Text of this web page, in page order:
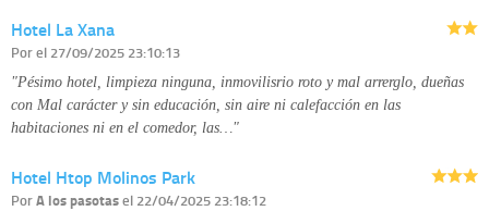
disponible en nuestra página web.
Información complementaria:
Hotel La Xana
Porel 27/09/2025 23:10:13
"Pésimo hotel, limpieza ninguna, inmovilisrio roto y mal arrerglo, dueñas
con Mal carácter y sin educación, sin aire ni calefacción en las
habitaciones ni en el comedor, las…"
Hotel Htop Molinos Park
PorA los pasotasel 22/04/2025 23:18:12